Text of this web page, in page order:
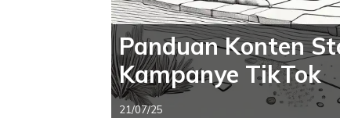
Panduan Konten
Kampanye TikTok
21/07/25